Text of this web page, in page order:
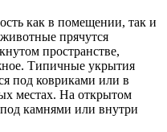
как в помещении, так и
прячутся
пространстве,
Типичные укрытия
под ковриками или в
местах. На открытом
камнями или внутри